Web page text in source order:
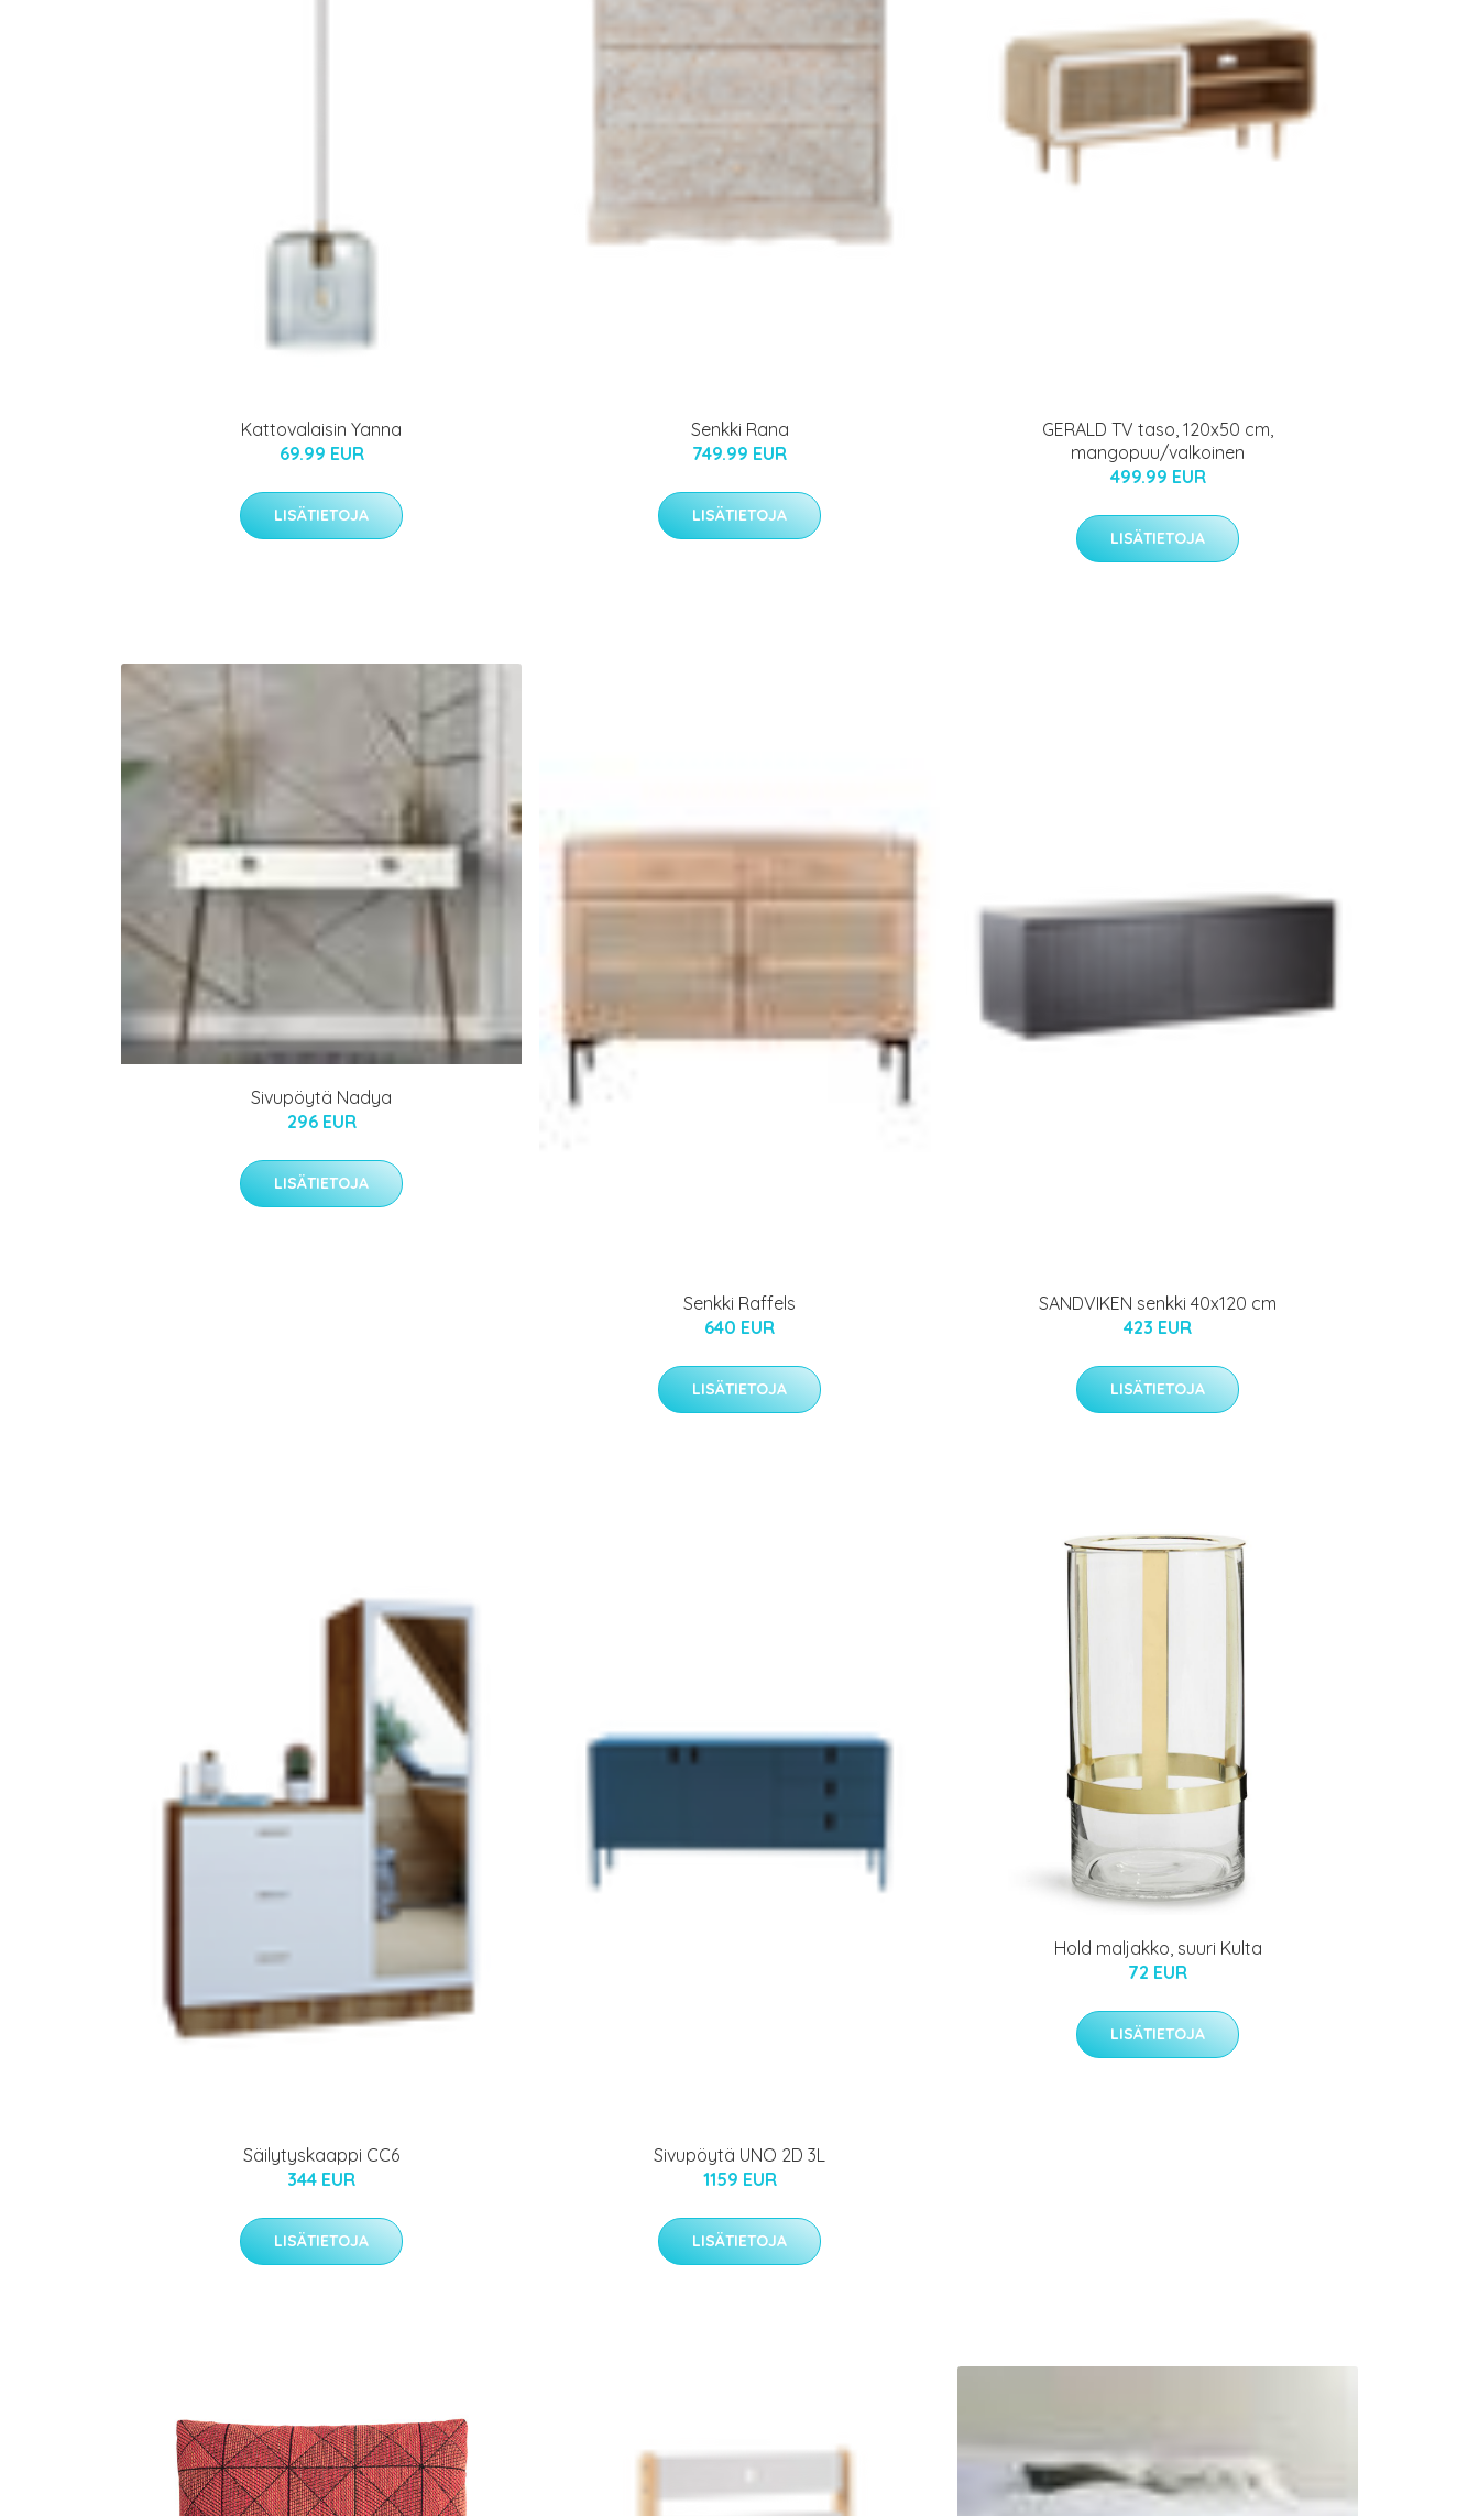
Kattovalaisin Yanna
69.99 EUR
LISÄTIETOJA
Senkki Rana
749.99 EUR
LISÄTIETOJA
GERALD TV taso, 120x50 cm,
mangopuu/valkoinen
499.99 EUR
LISÄTIETOJA
Sivupöytä Nadya
296 EUR
LISÄTIETOJA
Senkki Raffels
640 EUR
LISÄTIETOJA
SANDVIKEN senkki 40x120 cm
423 EUR
LISÄTIETOJA
Säilytyskaappi CC6
344 EUR
LISÄTIETOJA
Sivupöytä UNO 2D 3L
1159 EUR
LISÄTIETOJA
Hold maljakko, suuri Kulta
72 EUR
LISÄTIETOJA